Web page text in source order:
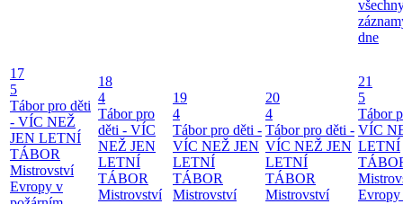
dne
17
5
Tábor pro děti
- VÍC NEŽ
JEN LETNÍ
TÁBOR
Mistrovství
Evropy v
18
4
Tábor pro
děti - VÍC
NEŽ JEN
LETNÍ
TÁBOR
Mistrovství
19
4
Tábor pro děti -
VÍC NEŽ JEN
LETNÍ
TÁBOR
Mistrovství
20
4
Tábor pro děti -
VÍC NEŽ JEN
LETNÍ
TÁBOR
Mistrovství
21
5
Tábor
VÍC
LETNÍ
Evropy